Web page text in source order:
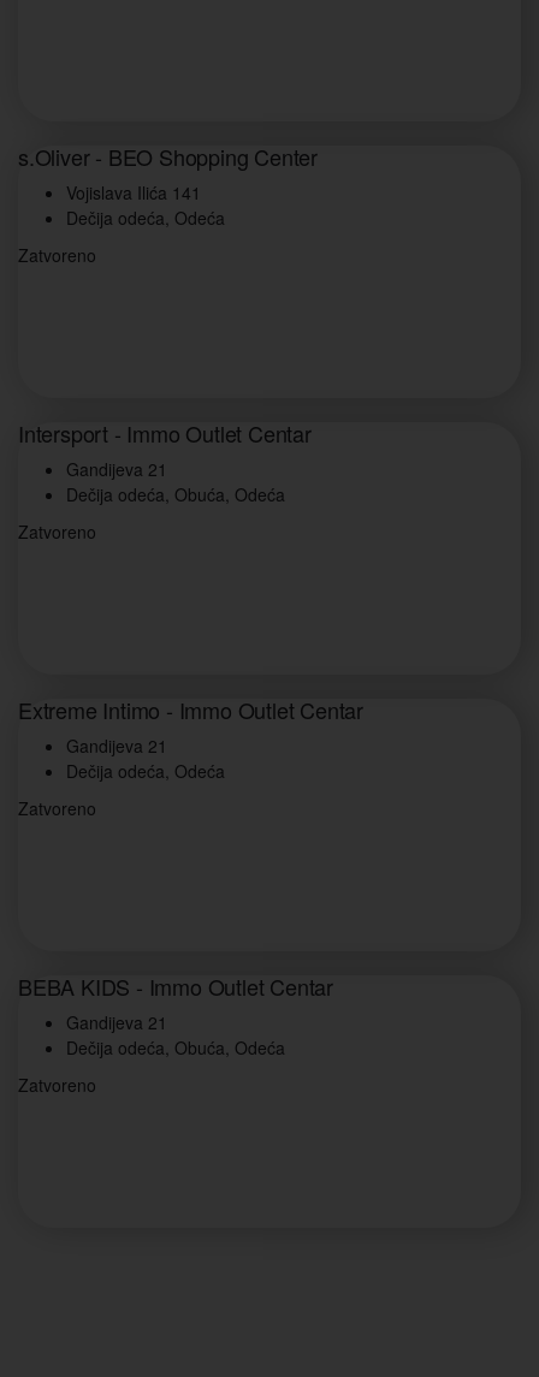
s.Oliver - BEO Shopping Center
Vojislava Ilića 141
Dečija odeća, Odeća
Zatvoreno
Intersport - Immo Outlet Centar
Gandijeva 21
Dečija odeća, Obuća, Odeća
Zatvoreno
Extreme Intimo - Immo Outlet Centar
Gandijeva 21
Dečija odeća, Odeća
Zatvoreno
BEBA KIDS - Immo Outlet Centar
Gandijeva 21
Dečija odeća, Obuća, Odeća
Zatvoreno